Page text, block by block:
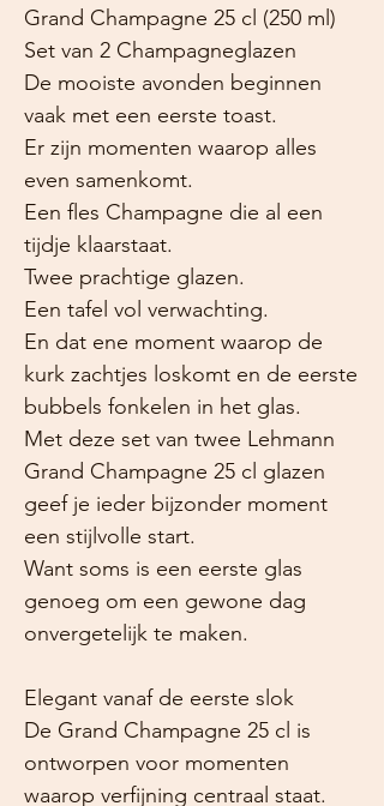
Grand Champagne 25 cl (250 ml)
Set van 2 Champagneglazen
De mooiste avonden beginnen
vaak met een eerste toast.
Er zijn momenten waarop alles
even samenkomt.
Een fles Champagne die al een
tijdje klaarstaat.
Twee prachtige glazen.
Een tafel vol verwachting.
En dat ene moment waarop de
kurk zachtjes loskomt en de eerste
bubbels fonkelen in het glas.
Met deze set van twee Lehmann
Grand Champagne 25 cl glazen
geef je ieder bijzonder moment
een stijlvolle start.
Want soms is een eerste glas
genoeg om een gewone dag
onvergetelijk te maken.
Elegant vanaf de eerste slok
De Grand Champagne 25 cl is
ontworpen voor momenten
waarop verfijning centraal staat.